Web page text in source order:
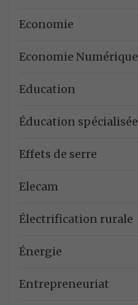
Economie
Economie Numérique
Education
Éducation spécialisée
Effets de serre
Elecam
Électrification rurale
Énergie
Entrepreneuriat